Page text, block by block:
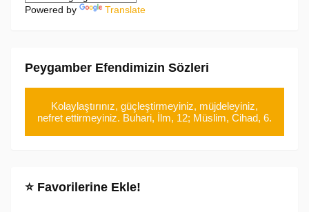
Powered by Translate
Peygamber Efendimizin Sözleri
Kolaylaştırınız, güçleştirmeyiniz, müjdeleyiniz,
nefret ettirmeyiniz. Buhari, İlm, 12; Müslim, Cihad, 6.
⭐ Favorilerine Ekle!